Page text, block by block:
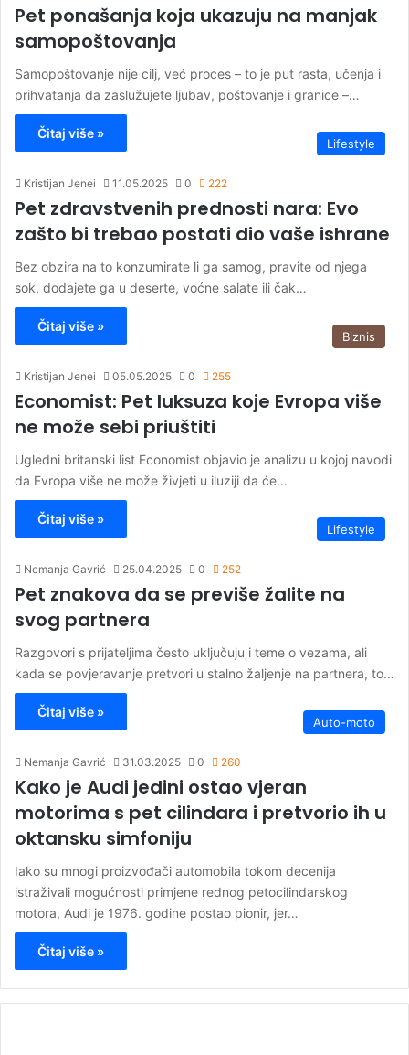
Pet ponašanja koja ukazuju na manjak
samopoštovanja
Samopoštovanje nije cilj, već proces – to je put rasta, učenja i
prihvatanja da zaslužujete ljubav, poštovanje i granice –…
Čitaj više »
Lifestyle
Kristijan Jenei 11.05.2025 0 222
Pet zdravstvenih prednosti nara: Evo
zašto bi trebao postati dio vaše ishrane
Bez obzira na to konzumirate li ga samog, pravite od njega
sok, dodajete ga u deserte, voćne salate ili čak…
Čitaj više »
Biznis
Kristijan Jenei 05.05.2025 0 255
Economist: Pet luksuza koje Evropa više
ne može sebi priuštiti
Ugledni britanski list Economist objavio je analizu u kojoj navodi
da Evropa više ne može živjeti u iluziji da će…
Čitaj više »
Lifestyle
Nemanja Gavrić 25.04.2025 0 252
Pet znakova da se previše žalite na
svog partnera
Razgovori s prijateljima često uključuju i teme o vezama, ali
kada se povjeravanje pretvori u stalno žaljenje na partnera, to…
Čitaj više »
Auto-moto
Nemanja Gavrić 31.03.2025 0 260
Kako je Audi jedini ostao vjeran
motorima s pet cilindara i pretvorio ih u
oktansku simfoniju
Iako su mnogi proizvođači automobila tokom decenija
istraživali mogućnosti primjene rednog petocilindarskog
motora, Audi je 1976. godine postao pionir, jer…
Čitaj više »